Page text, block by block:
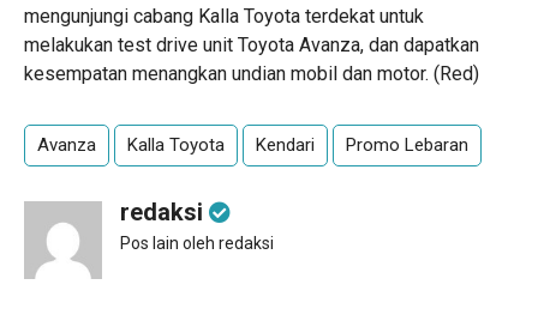
mengunjungi cabang Kalla Toyota terdekat untuk
melakukan test drive unit Toyota Avanza, dan dapatkan
kesempatan menangkan undian mobil dan motor. (Red)
Avanza Kalla Toyota Kendari Promo Lebaran
redaksi
Pos lain oleh redaksi